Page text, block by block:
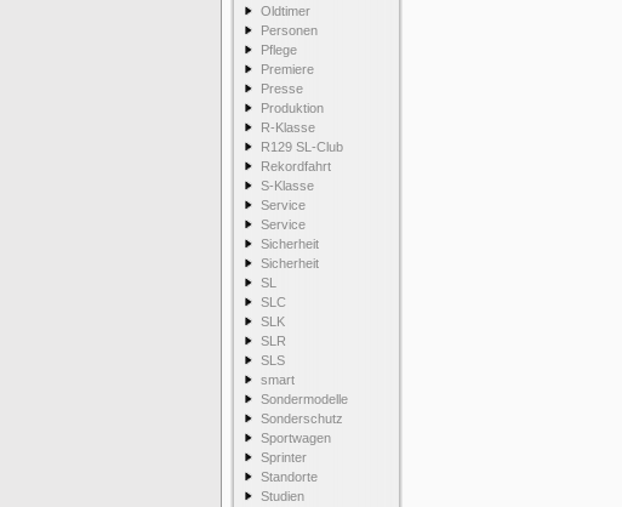
Oldtimer
Personen
Pflege
Premiere
Presse
Produktion
R-Klasse
R129 SL-Club
Rekordfahrt
S-Klasse
Service
Service
Sicherheit
Sicherheit
SL
SLC
SLK
SLR
SLS
smart
Sondermodelle
Sonderschutz
Sportwagen
Sprinter
Standorte
Studien